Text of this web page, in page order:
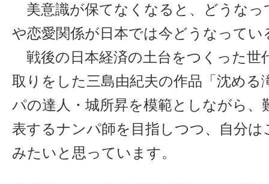
美意識が保てなくなると、どうなっ
や恋愛関係が日本では今どうなって
戦後の日本経済の土台をつくった世
取りをした三島由紀夫の作品「沈める
パの達人・城所昇を模範としながら、
表するナンパ師を目指しつつ、自分
みたいと思っています。